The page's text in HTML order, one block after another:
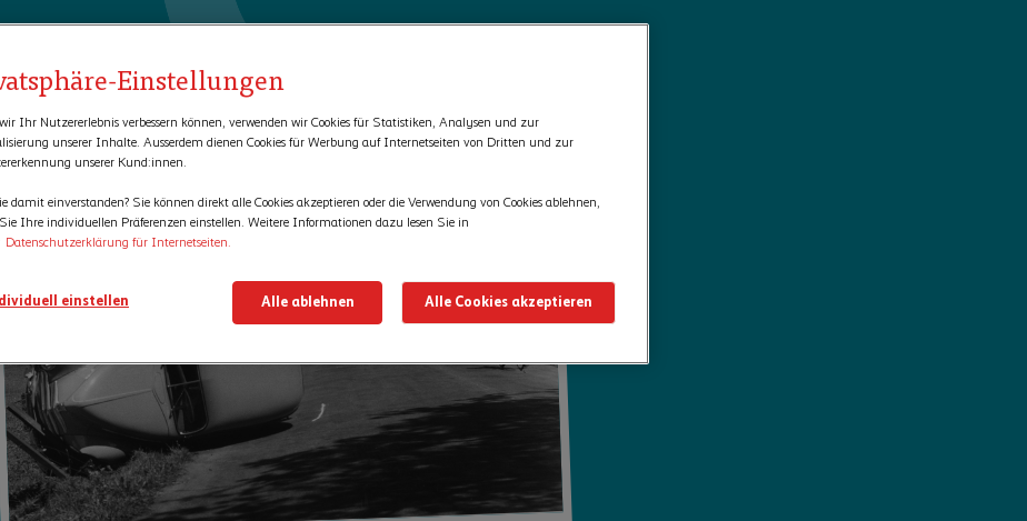
Einstellungen
Ihr Nutzererlebnis verbessern können, verwenden wir Cookies für Statistiken, Analysen und zur
unserer Inhalte. Ausserdem dienen Cookies für Werbung auf Internetseiten von Dritten und zur
unserer Kund:innen.
damit einverstanden? Sie können direkt alle Cookies akzeptieren oder die Verwendung von Cookies ablehnen,
Ihre individuellen Präferenzen einstellen. Weitere Informationen dazu lesen Sie in
Datenschutzerklärung für Internetseiten.
einstellen Alle ablehnen Alle Cookies akzeptieren